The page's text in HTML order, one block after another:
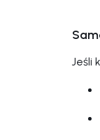
Jeśli